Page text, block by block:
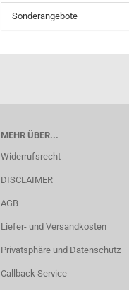
Sonderangebote
MEHR ÜBER...
Widerrufsrecht
DISCLAIMER
AGB
Liefer- und Versandkosten
Privatsphäre und Datenschutz
Callback Service